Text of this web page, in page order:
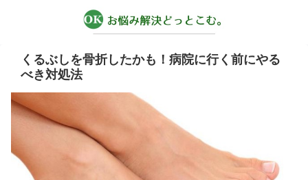
くるぶしを骨折したかも！病院に行く前にやる
べき対処法